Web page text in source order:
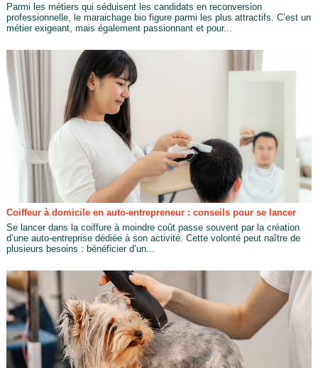
Parmi les métiers qui séduisent les candidats en reconversion
professionnelle, le maraichage bio figure parmi les plus attractifs. C’est un
métier exigeant, mais également passionnant et pour...
Coiffeur à domicile en auto-entrepreneur : conseils pour se lancer
Se lancer dans la coiffure à moindre coût passe souvent par la création
d’une auto-entreprise dédiée à son activité. Cette volonté peut naître de
plusieurs besoins : bénéficier d’un...